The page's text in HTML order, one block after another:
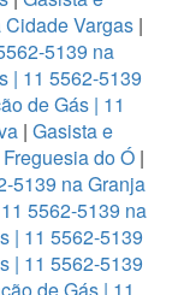
Vargas |
5139 na
| 11 5562-5139
de Gás | 11
| Gasista e
do Ó |
5139 na Granja
5562-5139 na
| 11 5562-5139
| 11 5562-5139